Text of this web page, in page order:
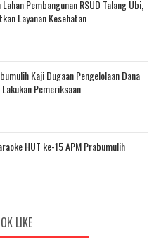
Pembangunan RSUD Talang Ubi,
Layanan Kesehatan
Kaji Dugaan Pengelolaan Dana
Pemeriksaan
HUT ke-15 APM Prabumulih
LIKE